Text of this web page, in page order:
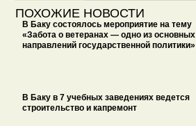
ПОХОЖИЕ НОВОСТИ
В Баку состоялось мероприятие на тему
«Забота о ветеранах — одно из основных
направлений государственной политики»
В Баку в 7 учебных заведениях ведется
строительство и капремонт